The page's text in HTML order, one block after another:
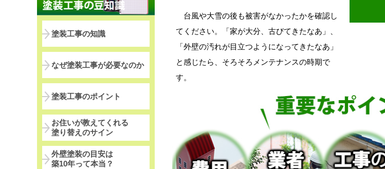
台風や大雪の後も被害がなかったかを確認し
てください。「家が大分、古びてきたなあ」、
「外壁の汚れが目立つようになってきたなあ」
と感じたら、そろそろメンテナンスの時期で
す。
塗装工事の知識
なぜ塗装工事が必要なのか
塗装工事のポイント
お住いが教えてくれる
塗り替えのサイン
外壁塗装の目安は
築10年って本当？